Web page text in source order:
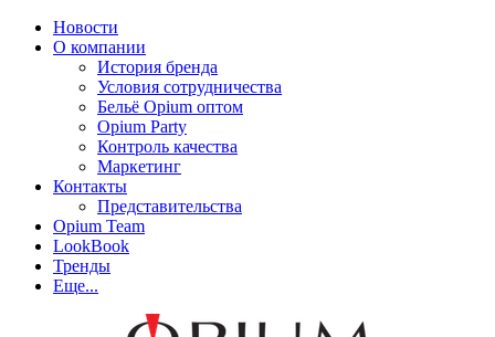
Новости
О компании
История бренда
Условия сотрудничества
Бельё Opium оптом
Opium Party
Контроль качества
Маркетинг
Контакты
Представительства
Opium Team
LookBook
Тренды
Еще...